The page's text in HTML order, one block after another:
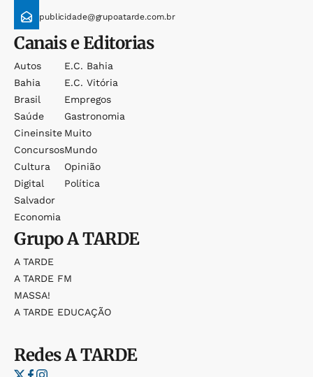
publicidade@grupoatarde.com.br
Canais e Editorias
Autos
Bahia
Brasil
Saúde
Cineinsite
Concursos
Cultura
Digital
Salvador
Economia
E.c. Bahia
E.c. Vitória
Empregos
Gastronomia
Muito
Mundo
Opinião
Política
GrupoA TARDE
A TARDE
A TARDE FM
MASSA!
A TARDE EDUCAÇÃO
RedesA TARDE